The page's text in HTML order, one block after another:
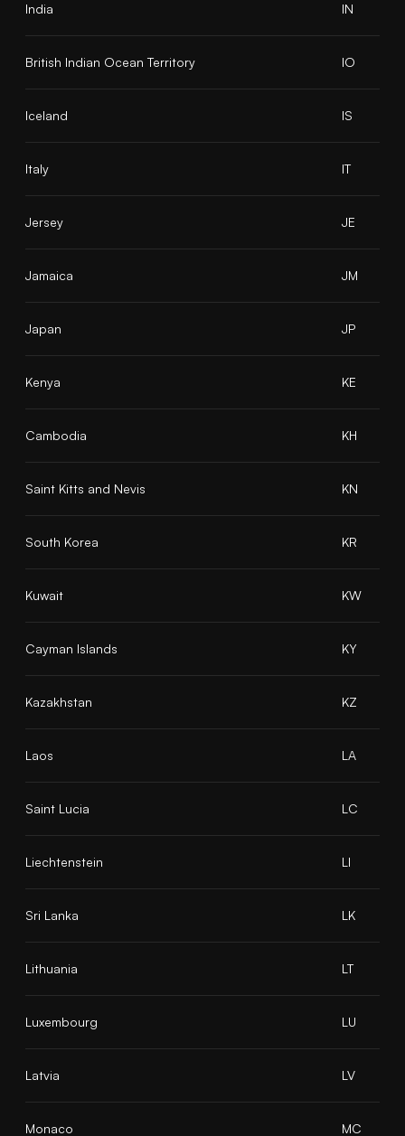
India IN
British Indian Ocean Territory IO
Iceland IS
Italy IT
Jersey JE
Jamaica JM
Japan JP
Kenya KE
Cambodia KH
Saint Kitts and Nevis KN
South Korea KR
Kuwait KW
Cayman Islands KY
Kazakhstan KZ
Laos LA
Saint Lucia LC
Liechtenstein LI
Sri Lanka LK
Lithuania LT
Luxembourg LU
Latvia LV
Monaco MC